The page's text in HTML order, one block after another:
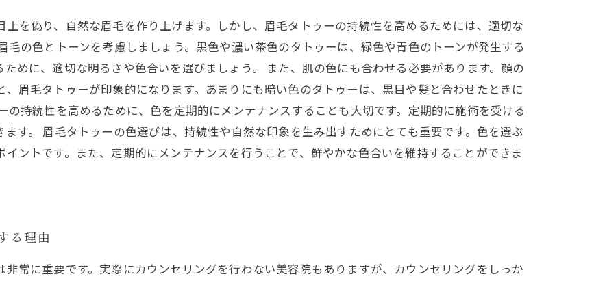
を偽り、自然な眉毛を作り上げます。しかし、眉毛タトゥーの持続性を高めるためには、適切な
の色とトーンを考慮しましょう。黒色や濃い茶色のタトゥーは、緑色や青色のトーンが発生する
めに、適切な明るさや色合いを選びましょう。 また、肌の色にも合わせる必要があります。顔の
眉毛タトゥーが印象的になります。あまりにも暗い色のタトゥーは、黒目や髪と合わせたときに
持続性を高めるために、色を定期的にメンテナンスすることも大切です。定期的に施術を受ける
す。 眉毛タトゥーの色選びは、持続性や自然な印象を生み出すためにとても重要です。色を選ぶ
ントです。また、定期的にメンテナンスを行うことで、鮮やかな色合いを維持することができま
る理由
常に重要です。実際にカウンセリングを行わない美容院もありますが、カウンセリングをしっか